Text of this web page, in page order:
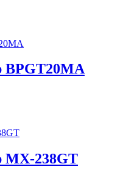
BPGT20MA
MX-238GT